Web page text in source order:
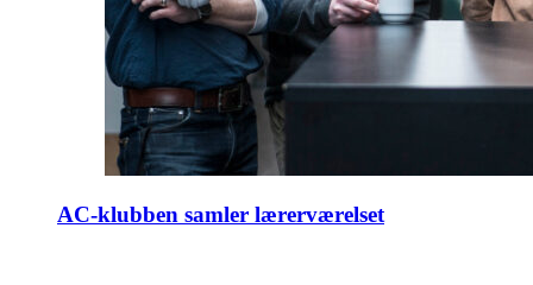
AC-klubben samler lærerværelset